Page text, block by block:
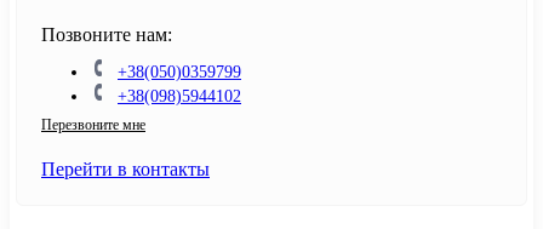
Позвоните нам:
+38(050)0359799
+38(098)5944102
Перезвоните мне
Перейти в контакты